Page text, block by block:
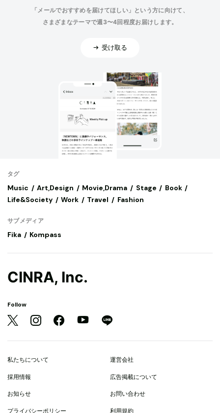
「メールでおすすめを届けてほしい」という方に向けて、
さまざまなテーマで週3〜4回程度お届けします。
受け取る
タグ
Music Art,Design Movie,Drama Stage
Book
Life&Society
Work Travel Fashion
サブメディア
Fika Kompass
CINRA, Inc.
Follow
私たちについて 運営会社
採用情報 広告掲載について
お知らせ お問い合わせ
プライバシーポリシー 利用規約